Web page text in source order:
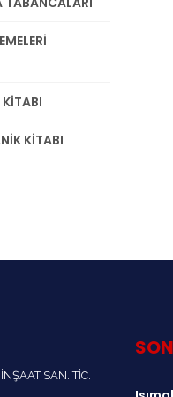
KİTABI
KİTABI
SAN. TİC.